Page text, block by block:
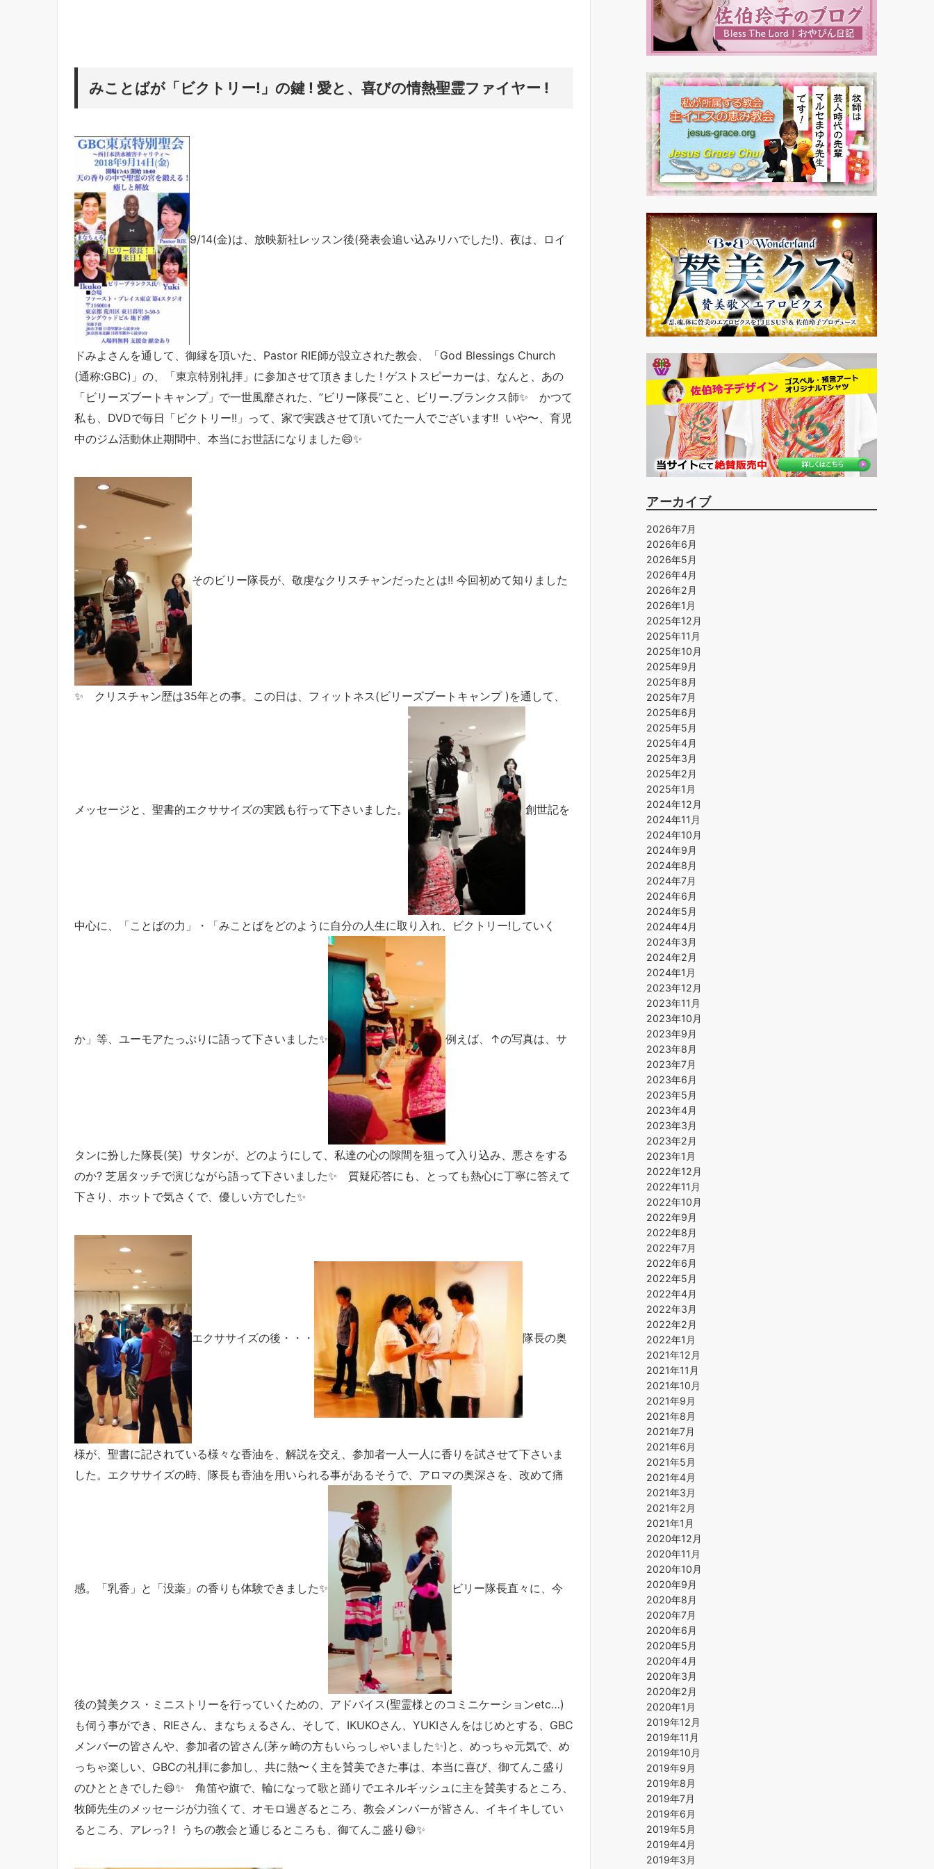
みことばが「ビクトリー!」の鍵 ! 愛と、喜びの情熱聖霊ファイヤー !
9/14(金)は、放映新社レッスン後(発表会追い込みリハでした!)、夜は、ロイ
ドみよさんを通して、御縁を頂いた、Pastor RIE師が設立された教会、「God Blessings Church
(通称:GBC)」の、「東京特別礼拝」に参加させて頂きました ! ゲストスピーカーは、なんと、あの
「ビリーズブートキャンプ」で一世風靡された、”ビリー隊長”こと、ビリー.ブランクス師✨ かつて
私も、DVDで毎日「ビクトリー!!」って、家で実践させて頂いてた一人でございます!! いや〜、育児
中のジム活動休止期間中、本当にお世話になりました😄✨
そのビリー隊長が、敬虔なクリスチャンだったとは!! 今回初めて知りました
✨ クリスチャン歴は35年との事。この日は、フィットネス(ビリーズブートキャンプ )を通して、
メッセージと、聖書的エクササイズの実践も行って下さいました。 創世記を
中心に、「ことばの力」・「みことばをどのように自分の人生に取り入れ、ビクトリー!していく
か」等、ユーモアたっぷりに語って下さいました✨ 例えば、↑の写真は、サ
タンに扮した隊長(笑) サタンが、どのようにして、私達の心の隙間を狙って入り込み、悪さをする
のか? 芝居タッチで演じながら語って下さいました✨ 質疑応答にも、とっても熱心に丁寧に答えて
下さり、ホットで気さくで、優しい方でした✨
エクササイズの後・・・ 隊長の奥
様が、聖書に記されている様々な香油を、解説を交え、参加者一人一人に香りを試させて下さいま
した。エクササイズの時、隊長も香油を用いられる事があるそうで、アロマの奥深さを、改めて痛
感。「乳香」と「没薬」の香りも体験できました✨ ビリー隊長直々に、今
後の賛美クス・ミニストリーを行っていくための、アドバイス(聖霊様とのコミニケーションetc…)
も伺う事ができ、RIEさん、まなちぇるさん、そして、IKUKOさん、YUKIさんをはじめとする、GBC
メンバーの皆さんや、参加者の皆さん(茅ヶ崎の方もいらっしゃいました✨)と、めっちゃ元気で、め
っちゃ楽しい、GBCの礼拝に参加し、共に熱〜く主を賛美できた事は、本当に喜び、御てんこ盛り
のひとときでした😄✨ 角笛や旗で、輪になって歌と踊りでエネルギッシュに主を賛美するところ、
牧師先生のメッセージが力強くて、オモロ過ぎるところ、教会メンバーが皆さん、イキイキしてい
るところ、アレっ? ! うちの教会と通じるところも、御てんこ盛り😄✨
アーカイブ
2026年7月
2026年6月
2026年5月
2026年4月
2026年2月
2026年1月
2025年12月
2025年11月
2025年10月
2025年9月
2025年8月
2025年7月
2025年6月
2025年5月
2025年4月
2025年3月
2025年2月
2025年1月
2024年12月
2024年11月
2024年10月
2024年9月
2024年8月
2024年7月
2024年6月
2024年5月
2024年4月
2024年3月
2024年2月
2024年1月
2023年12月
2023年11月
2023年10月
2023年9月
2023年8月
2023年7月
2023年6月
2023年5月
2023年4月
2023年3月
2023年2月
2023年1月
2022年12月
2022年11月
2022年10月
2022年9月
2022年8月
2022年7月
2022年6月
2022年5月
2022年4月
2022年3月
2022年2月
2022年1月
2021年12月
2021年11月
2021年10月
2021年9月
2021年8月
2021年7月
2021年6月
2021年5月
2021年4月
2021年3月
2021年2月
2021年1月
2020年12月
2020年11月
2020年10月
2020年9月
2020年8月
2020年7月
2020年6月
2020年5月
2020年4月
2020年3月
2020年2月
2020年1月
2019年12月
2019年11月
2019年10月
2019年9月
2019年8月
2019年7月
2019年6月
2019年5月
2019年4月
2019年3月